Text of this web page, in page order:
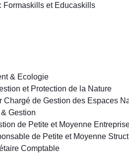
Formaskills et Educaskills
& Ecologie
et Protection de la Nature
Chargé de Gestion des Espaces
Gestion
de Petite et Moyenne
de Petite et Moyenne
Comptable